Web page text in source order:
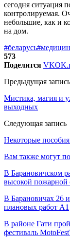
сегодня ситуация
контролируемая.
небольшие, как и
на дом.
#беларусь
573
Поделится VK
Предыдущая запись
Мистика, магия и
выходных
Следующая запись
Некоторые
Вам также могут
В Барановичском
высокой пожарной
В Барановичах 26
плановых работ A1
В районе Гати
фестиваль